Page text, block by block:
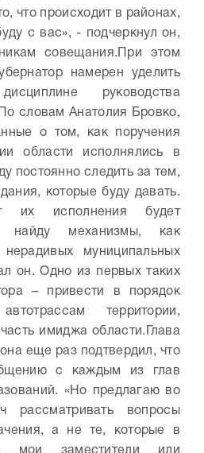
что происходит в районах,
с вас», - подчеркнул он,
совещания. При этом
намерен уделить
руководства
словам Анатолия Бровко,
о том, как поручения
области исполнялись в
постоянно следить за тем,
которые буду давать.
их исполнения будет
найду механизмы, как
нерадивых муниципальных
он. Одно из первых таких
– привести в порядок
территории,
имиджа области. Глава
еще раз подтвердил, что
с каждым из глав
«Но предлагаю во
рассматривать вопросы
а не те, которые в
мои заместители или